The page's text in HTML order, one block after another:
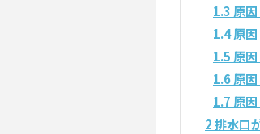
1.3 原
1.4原因
1.5 原
1.6原
1.7 原
2排水口